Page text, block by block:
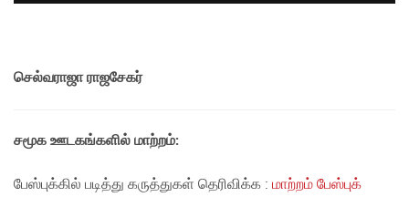
செல்வராஜா ராஜசேகர்
சமூக ஊடகங்களில் மாற்றம்:
பேஸ்புக்கில் படித்து கருத்துகள் தெரிவிக்க : மாற்றம் பேஸ்புக்